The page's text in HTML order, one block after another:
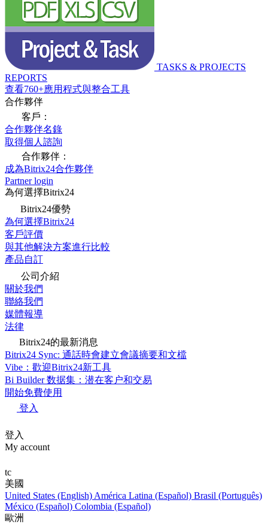
TASKS & PROJECTS
REPORTS
查看760+應用程式與整合工具
合作夥伴
客戶：
合作夥伴名錄
取得個人諮詢
合作夥伴：
成為Bitrix24合作夥伴
Partner login
為何選擇Bitrix24
Bitrix24優勢
為何選擇Bitrix24
客戶評價
與其他解決方案進行比較
產品自訂
公司介紹
關於我們
聯絡我們
媒體報導
法律
Bitrix24的最新消息
Bitrix24 Sync: 通話時會建立會議摘要和文檔
Vibe：歡迎Bitrix24新工具
Bi Builder 数据集：潜在客户和交易
開始免費使用
登入
登入
My account
tc
美國
United States (English) América Latina (Español) Brasil (Português)
México (Español) Colombia (Español)
歐洲